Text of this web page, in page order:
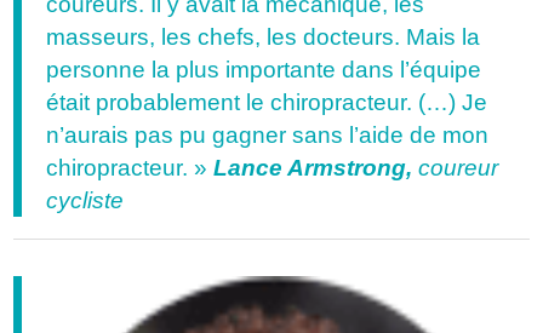
masseurs, les chefs, les docteurs. Mais la
personne la plus importante dans l’équipe
était probablement le chiropracteur. (…) Je
n’aurais pas pu gagner sans l’aide de mon
chiropracteur. »Lance Armstrong,coureur
cycliste